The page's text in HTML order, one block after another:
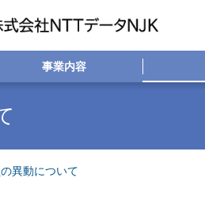
事業内容
異動について